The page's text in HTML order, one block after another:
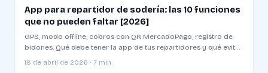
App para repartidor de sodería: las 10 funciones
que no pueden faltar [2026]
GPS, modo offline, cobros con QR MercadoPago, registro de
bidones. Qué debe tener la app de tus repartidores y qué evitar
al elegir una
18 de abril de 2026 · 7 min